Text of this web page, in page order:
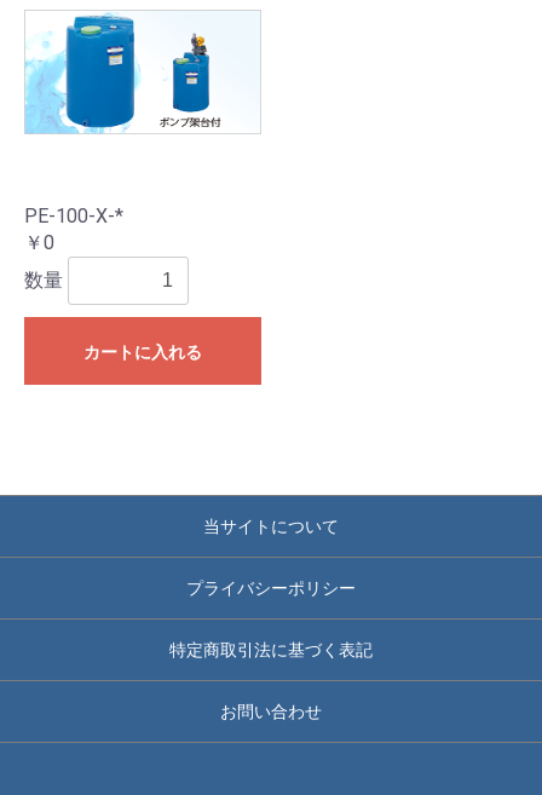
PE-100-X-*
￥0
数量
カートに入れる
当サイトについて
プライバシーポリシー
特定商取引法に基づく表記
お問い合わせ